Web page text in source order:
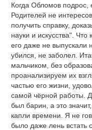
Когда Обломов подрос,
Родителей не
получить справку,
науки и искусства". Что
его даже не выпускали
убился, не заболел.
мальчиком, без
проанализируем их
частью его жизни,
самой чёрной работы.
был барин, а это
капли времени. Я не
было даже лень встать